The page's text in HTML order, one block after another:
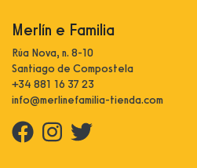
Merlín e Familia
Rúa Nova, n. 8-10
Santiago de Compostela
+34 881 16 37 23
info@merlinefamilia-tienda.com